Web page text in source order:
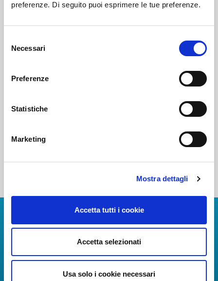
preferenze. Di seguito puoi esprimere le tue preferenze.
delNecessari
Preferenze
Statistiche
Marketing
Mostra dettagli
Accetta tutti i cookie
Accetta selezionati
Usa solo i cookie necessari
Scarica App
La Guida dei Servizi dell'Aeroporto Internazionale di
Informazioni in tempo reale sui voli, tutti i servizi e i
numeri utili per rendere la tua esperienza